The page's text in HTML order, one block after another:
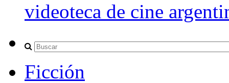
videoteca de cine
Ficción